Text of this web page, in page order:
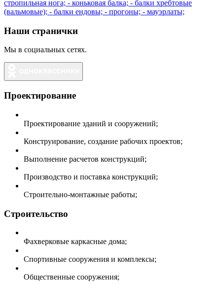
Наши странички
Мы в социальных сетях.
Проектирование
Проектирование зданий и сооружений;
Конструирование, создание рабочих проектов;
Выполнение расчетов конструкций;
Производство и поставка конструкций;
Строительно-монтажные работы;
Строительство
Фахверковые каркасные дома;
Спортивные сооружения и комплексы;
Общественные сооружения;